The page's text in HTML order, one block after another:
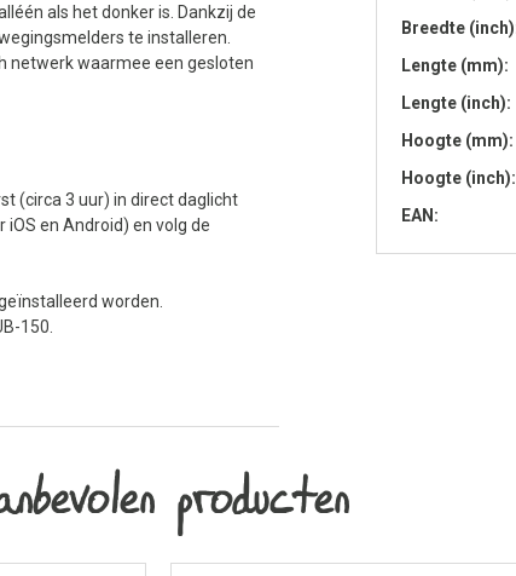
als het donker is. Dankzij de
te installeren.
netwerk waarmee een gesloten
(circa 3 uur) in direct daglicht
en Android) en volg de
worden.
150.
Breedte (inch)
Lengte (mm)
Lengte (inch)
Hoogte (mm)
Hoogte (inch)
EAN
producten